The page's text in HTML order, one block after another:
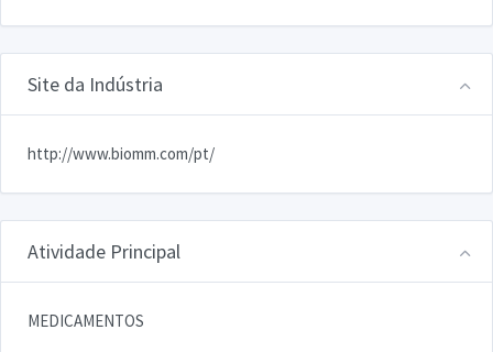
Site da Indústria
http://www.biomm.com/pt/
Atividade Principal
MEDICAMENTOS